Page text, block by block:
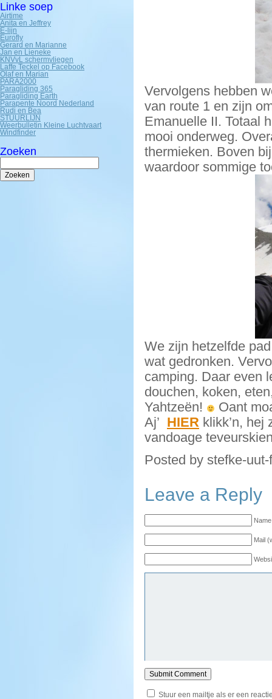
Linke soep
Airtime
Anita en Jeffrey
E-lijn
Eurofly
Gerard en Marianne
Jan en Lieneke
KNVvL schermvliegen
Laffe Teckel op Facebook
Olaf en Marian
PARA2000
Paragliding 365
Paragliding Earth
Parapente Noord Nederland
Rudi en Bea
STUURLIJN
Weerbulletin Kleine Luchtvaart
Windfinder
Zoeken
Zoeken
naar:
Vervolgens hebben
van route 1 en zijn
Emanuelle II. Totaal
mooi onderweg.
thermieken. Boven
waardoor sommige
We zijn hetzelfde
wat gedronken.
camping. Daar even
douchen, koken,
Yahtzeën!
Oant
Aj’ HIER klikk’n, hej
vandoage
Posted by stefke-
Leave a Reply
Mail
Stuur een mailtje als er een